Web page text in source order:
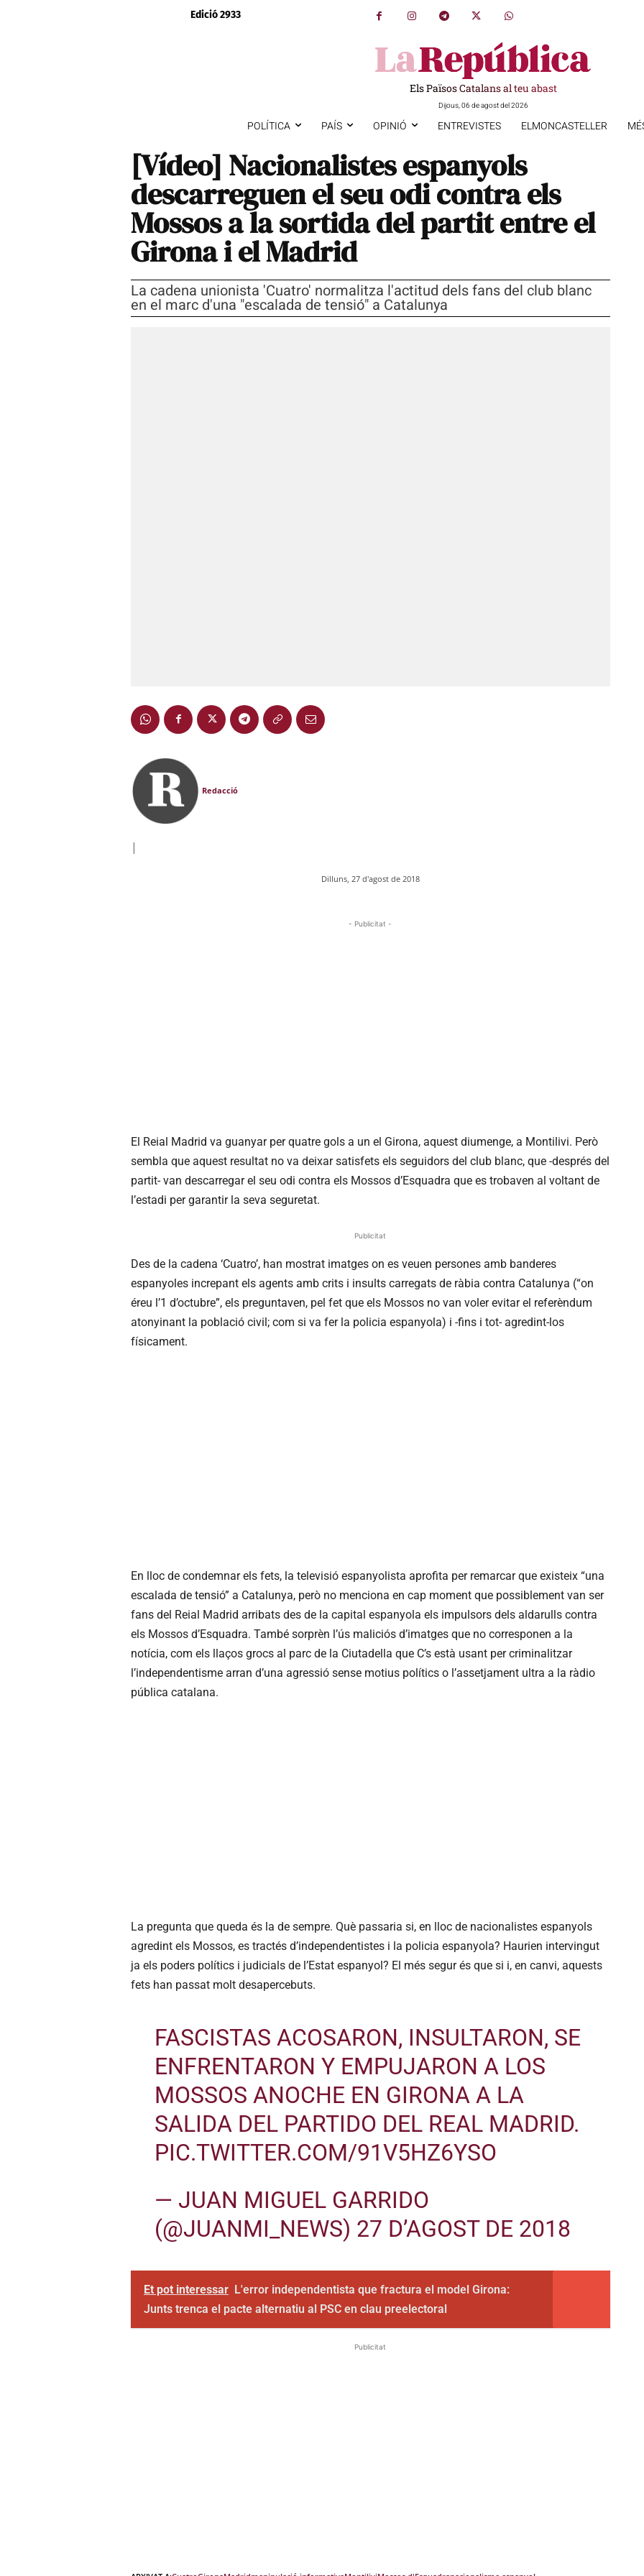
Edició 2933
Els Països Catalans al teu abast
Dijous, 06 de agost del 2026
POLÍTICA PAÍS OPINIÓ ENTREVISTES ELMONCASTELLER
[Vídeo] Nacionalistes espanyols
descarreguen el seu odi contra els
Mossos a la sortida del partit entre el
Girona i el Madrid
La cadena unionista 'Cuatro' normalitza l'actitud dels fans del club blanc
en el marc d'una "escalada de tensió" a Catalunya
Redacció
|
Dilluns, 27 d'agost de 2018
- Publicitat -
El Reial Madrid va guanyar per quatre gols a un el Girona, aquest diumenge, a Montilivi. Però
sembla que aquest resultat no va deixar satisfets els seguidors del club blanc, que -després del
partit- van descarregar el seu odi contra els Mossos d’Esquadra que es trobaven al voltant de
l’estadi per garantir la seva seguretat.
Publicitat
Des de la cadena ‘Cuatro’, han mostrat imatges on es veuen persones amb banderes
espanyoles increpant els agents amb crits i insults carregats de ràbia contra Catalunya (“on
éreu l’1 d’octubre”, els preguntaven, pel fet que els Mossos no van voler evitar el referèndum
atonyinant la població civil; com si va fer la policia espanyola) i -fins i tot- agredint-los
físicament.
En lloc de condemnar els fets, la televisió espanyolista aprofita per remarcar que existeix “una
escalada de tensió” a Catalunya, però no menciona en cap moment que possiblement van ser
fans del Reial Madrid arribats des de la capital espanyola els impulsors dels aldarulls contra
els Mossos d’Esquadra. També sorprèn l’ús maliciós d’imatges que no corresponen a la
notícia, com els llaços grocs al parc de la Ciutadella que C’s està usant per criminalitzar
l’independentisme arran d’una agressió sense motius polítics o l’assetjament ultra a la ràdio
pública catalana.
La pregunta que queda és la de sempre. Què passaria si, en lloc de nacionalistes espanyols
agredint els Mossos, es tractés d’independentistes i la policia espanyola? Haurien intervingut
ja els poders polítics i judicials de l’Estat espanyol? El més segur és que si i, en canvi, aquests
fets han passat molt desapercebuts.
FASCISTAS ACOSARON, INSULTARON, SE
ENFRENTARON Y EMPUJARON A LOS
MOSSOS ANOCHE EN GIRONA A LA
SALIDA DEL PARTIDO DEL REAL MADRID.
PIC.TWITTER.COM/91V5HZ6YSO
— JUAN MIGUEL GARRIDO
(@JUANMI_NEWS) 27 D’AGOST DE 2018
Et pot interessar L'error independentista que fractura el model Girona:
Junts trenca el pacte alternatiu al PSC en clau preelectoral
Publicitat